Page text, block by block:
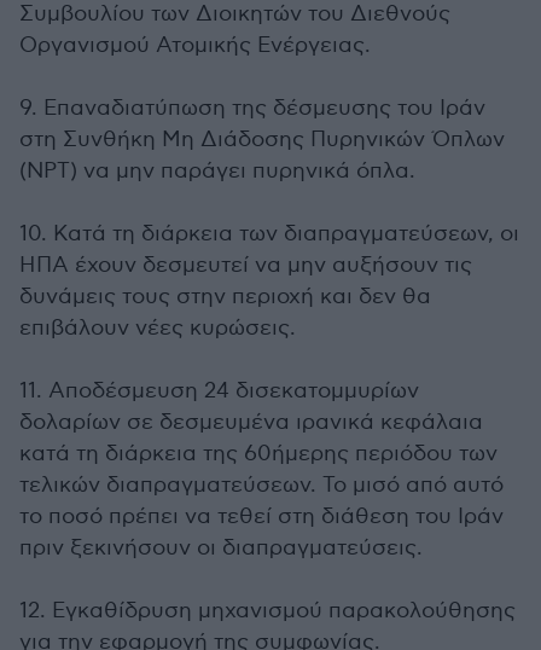
Συμβουλίου των Διοικητών του Διεθνούς
Οργανισμού Ατομικής Ενέργειας.
9. Επαναδιατύπωση της δέσμευσης του Ιράν
στη Συνθήκη Μη Διάδοσης Πυρηνικών Όπλων
(NPT) να μην παράγει πυρηνικά όπλα.
10. Κατά τη διάρκεια των διαπραγματεύσεων, οι
ΗΠΑ έχουν δεσμευτεί να μην αυξήσουν τις
δυνάμεις τους στην περιοχή και δεν θα
επιβάλουν νέες κυρώσεις.
11. Αποδέσμευση 24 δισεκατομμυρίων
δολαρίων σε δεσμευμένα ιρανικά κεφάλαια
κατά τη διάρκεια της 60ήμερης περιόδου των
τελικών διαπραγματεύσεων. Το μισό από αυτό
το ποσό πρέπει να τεθεί στη διάθεση του Ιράν
πριν ξεκινήσουν οι διαπραγματεύσεις.
12. Εγκαθίδρυση μηχανισμού παρακολούθησης
για την εφαρμογή της συμφωνίας.